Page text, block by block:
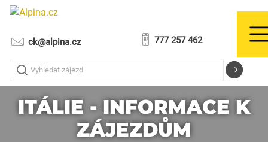
ck@alpina.cz 777 257 462
Vyhledat zájezd
ITÁLIE - INFORMACE K
ZÁJEZDŮM